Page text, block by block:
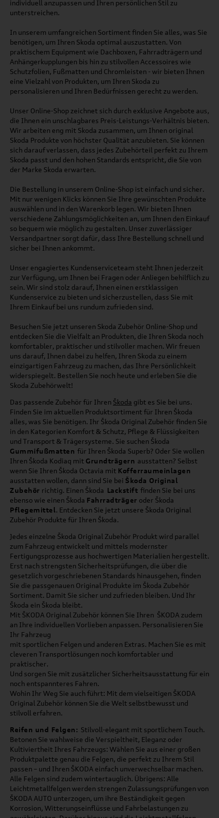
individuell anzupassen und Ihren persönlichen Stil zu
unterstreichen.
In unserem umfangreichen Sortiment finden Sie alles, was Sie
benötigen, um Ihren Skoda optimal auszustatten. Von
praktischem Equipment wie Dachboxen, Fahrradträgern und
Anhängerkupplungen bis hin zu stilvollen Accessoires wie
Schutzfolien, Fußmatten und Chromleisten - wir bieten Ihnen
eine Vielzahl von Produkten, um Ihren Skoda zu
personalisieren und Ihren Bedürfnissen gerecht zu werden.
Unser Online-Shop zeichnet sich durch exklusive Angebote aus,
die Ihnen ein unschlagbares Preis-Leistungs-Verhältnis bieten.
Wir arbeiten eng mit Skoda zusammen, um Ihnen original
Skoda Produkte von höchster Qualität anzubieten. Sie können
sich darauf verlassen, dass jedes Zubehörteil perfekt zu Ihrem
Skoda passt und den hohen Standards entspricht, die Sie von
der Marke Skoda erwarten.
Die Bestellung in unserem Online-Shop ist einfach und sicher.
Mit nur wenigen Klicks können Sie Ihre gewünschten Produkte
auswählen und in den Warenkorb legen. Wir bieten Ihnen
verschiedene Zahlungsmöglichkeiten an, um Ihnen den Einkauf
so bequem wie möglich zu gestalten. Unser zuverlässiger
Versandpartner sorgt dafür, dass Ihre Bestellung schnell und
sicher bei Ihnen ankommt.
Unser engagiertes Kundenserviceteam steht Ihnen jederzeit
zur Verfügung, um Ihnen bei Fragen oder Anliegen behilflich zu
sein. Wir sind stolz darauf, Ihnen einen erstklassigen
Kundenservice zu bieten und sicherzustellen, dass Sie mit
Ihrem Einkauf bei uns rundum zufrieden sind.
Besuchen Sie jetzt unseren Skoda Zubehör Online-Shop und
entdecken Sie die Vielfalt an Produkten, die Ihren Skoda noch
komfortabler, praktischer und stilvoller machen. Wir freuen
uns darauf, Ihnen dabei zu helfen, Ihren Skoda zu einem
einzigartigen Fahrzeug zu machen, das Ihre Persönlichkeit
widerspiegelt. Bestellen Sie noch heute und erleben Sie die
Skoda Zubehörwelt!
Das passende Zubehör für Ihren Škoda gibt es Sie bei uns.
Finden Sie im aktuellen Produktsortiment für Ihren Škoda
alles, was Sie benötigen. Ihr Škoda Original Zubehör finden Sie
in den Kategorien Komfort & Schutz, Pflege & Flüssigkeiten
und Transport & Trägersysteme. Sie suchen Škoda
Gummifußmatten für Ihren Škoda Superb? Oder Sie wollen
Ihren Škoda Kodiaq mit Grundträgern ausstatten? Selbst
wenn Sie Ihren Škoda Octavia mit Kofferraumeinlagen
ausstatten wollen, dann sind Sie bei Škoda Original
Zubehör richtig. Einen Škoda Lackstift finden Sie bei uns
ebenso wie einen Škoda Fahrradträger oder Škoda
Pflegemittel. Entdecken Sie jetzt unsere Škoda Original
Zubehör Produkte für Ihren Škoda.
Jedes einzelne Škoda Original Zubehör Produkt wird parallel
zum Fahrzeug entwickelt und mittels modernster
Fertigungsprozesse aus hochwertigen Materialien hergestellt.
Erst nach strengsten Sicherheitsprüfungen, die über die
gesetzlich vorgeschriebenen Standards hinausgehen, finden
Sie die passgenauen Original Produkte im Škoda Zubehör
Sortiment. Damit Sie sicher und zufrieden bleiben. Und Ihr
Škoda ein Škoda bleibt.
Mit ŠKODA Original Zubehör können Sie Ihren ŠKODA zudem
an Ihre individuellen Vorlieben anpassen. Personalisieren Sie
Ihr Fahrzeug
mit sportlichen Felgen und anderen Extras. Machen Sie es mit
cleveren Transportlösungen noch komfortabler und
praktischer.
Und sorgen Sie mit zusätzlicher Sicherheitsausstattung für ein
noch entspannteres Fahren.
Wohin Ihr Weg Sie auch führt: Mit dem vielseitigen ŠKODA
Original Zubehör können Sie die Welt selbstbewusst und
stilvoll erfahren.
Reifen und Felgen: Stilvoll-elegant mit sportlichem Touch.
Betonen Sie wahlweise die Verspieltheit, Eleganz oder
Kultiviertheit Ihres Fahrzeugs: Wählen Sie aus einer großen
Produktpalette genau die Felgen, die perfekt zu Ihrem Stil
passen – und Ihren ŠKODA einfach unverwechselbar machen.
Alle Felgen sind zudem wintertauglich. Übrigens: Alle
Leichtmetallfelgen werden strengen Zulassungsprüfungen von
ŠKODA AUTO unterzogen, um ihre Beständigkeit gegen
Korrosion, Witterungseinflüsse und Fahrbelastungen zu